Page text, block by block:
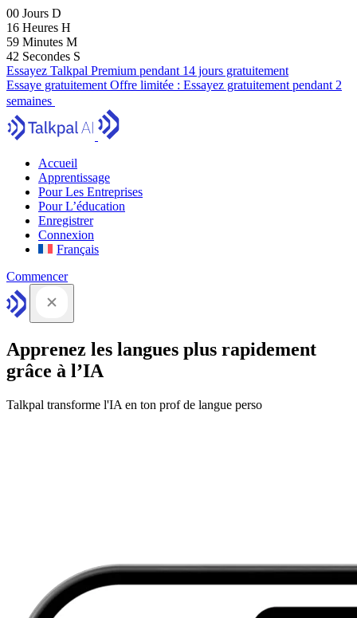
00 Jours D
16 Heures H
59 Minutes M
41 Secondes S
Essayez Talkpal Premium pendant 14 jours gratuitement
Essaye gratuitement Offre limitée : Essayez gratuitement pendant 2
semaines
Accueil
Apprentissage
Pour Les Entreprises
Pour L’éducation
Enregistrer
Connexion
Français
Commencer
Apprenez les langues plus rapidement
grâce à l’IA
Talkpal transforme l'IA en ton prof de langue perso